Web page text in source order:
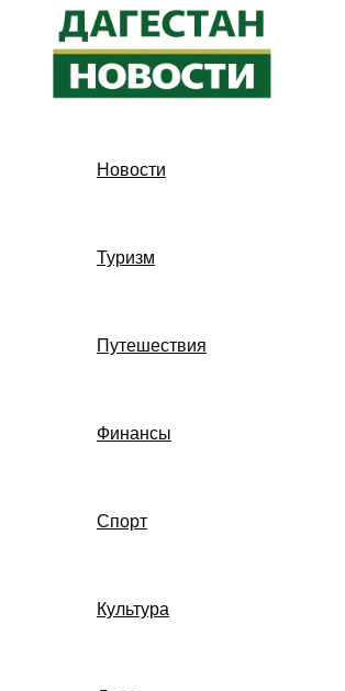
Перейти
содержимому
Новости
Туризм
Путешествия
Финансы
Спорт
Культура